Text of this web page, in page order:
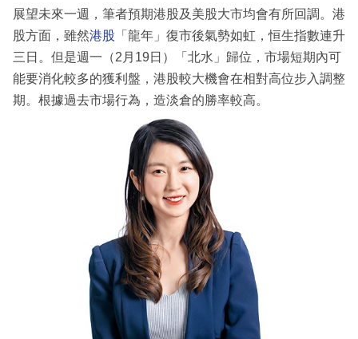
區
展望未來一週，筆者預期港股及美股大市均會有所回調。港
股方面，雖然港股 「龍年」復市後氣勢如虹，恒生指數連升
三日。但是週一（2月19日）「北水」歸位，市場短期內可
能要消化較多的獲利盤，港股較大機會在相對高位步入調整
期。根據過去市場行為，造淡倉的勝率較高。